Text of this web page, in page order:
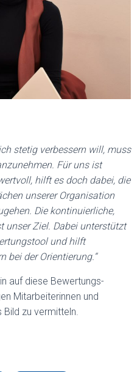
stetig verbessern will, muss
Für uns ist
hilft es doch dabei, die
unserer Organisation
Die kontinuierliche,
unser Ziel. Dabei unterstützt
und hilft
bei der Orientierung.“
auf diese Bewertungs-
Mitarbeiterinnen und
zu vermitteln.